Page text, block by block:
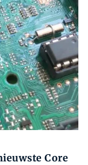
Zoek
Core